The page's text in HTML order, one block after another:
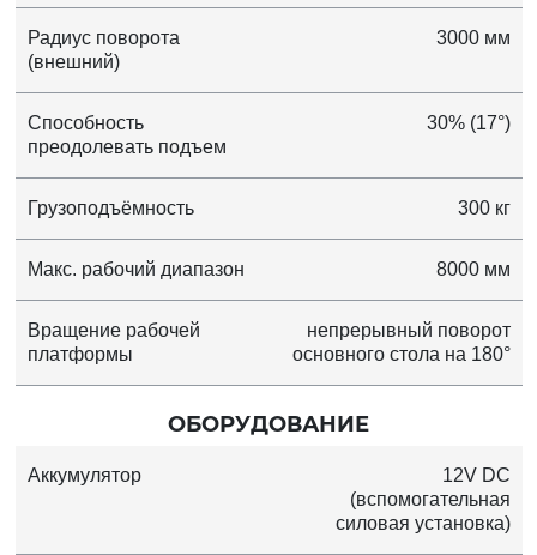
Радиус поворота
(внешний)
3000 мм
Способность
преодолевать подъем
30% (17°)
Грузоподъёмность 300 кг
Макс. рабочий диапазон 8000 мм
Вращение рабочей
платформы
непрерывный поворот
основного стола на 180°
ОБОРУДОВАНИЕ
Аккумулятор
12V DC
(вспомогательная
силовая установка)